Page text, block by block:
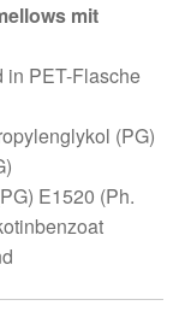
mit
in PET-Flasche
(PG)
E1520 (Ph.